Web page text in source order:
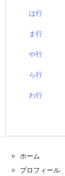
は行
ま行
や行
ら行
わ行
ホーム
プロフィール